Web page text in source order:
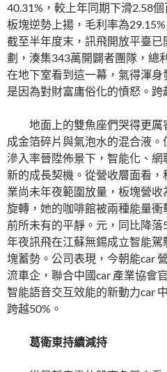
40.31%，較上年同期下滑2.58
板塊逆勢上揚，毛利率為
截至半年度末，訊飛開放平臺
劃，湊集343萬開闢者團隊，總
在地下室看到這一幕，氣得渾
是因為對財富庸俗化的憤怒。跨
地面上的雙魚座們哭得更
成金箔碎片與氣泡水的混合液
滲入率晉陞佈景下，智能化、
新的成長契機。從營收層面看，
業尚未年夜範圍放量，板塊營
旋轉，她的咖啡館被兩種能量
前所未有的平靜。元，同比降
年夜訊飛在江蘇無錫成立智能
塊蓄勢。公司表現，今朝能car
流車企，聯合中國car 產業協會
智能語音交互效能的新動力car
跨越50%。
葛衛東持續減持